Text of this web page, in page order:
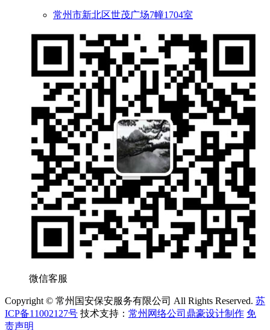
常州市新北区世茂广场7幢1704室
微信客服
Copyright © 常州国安保安服务有限公司 All Rights Reserved. 苏
ICP备11002127号 技术支持： 常州网络公司鼎豪设计制作 免
责声明